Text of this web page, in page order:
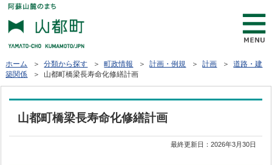
ホーム ＞分類から探す ＞町政情報 ＞計画・例規 ＞計画 ＞道路・建
築関係 ＞ 山都町橋梁長寿命化修繕計画
山都町橋梁長寿命化修繕計画
最終更新日：2026年3月30日